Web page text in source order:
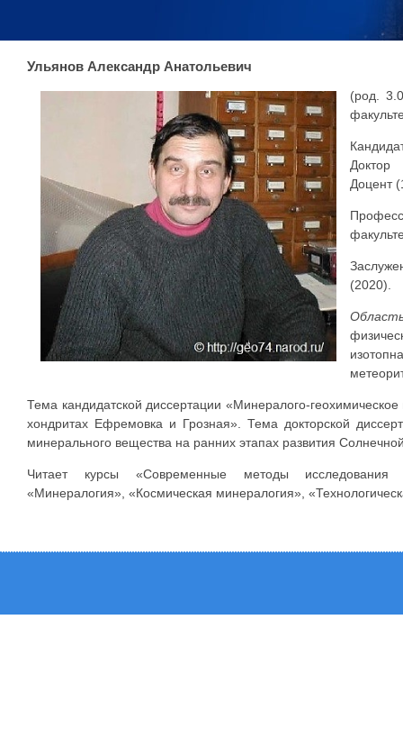
Ульянов Александр Анатольевич
(род.
Доктор
Доцент
(2020).
Тема кандидатской диссертации «Минералого-геохимическое
хондритах Ефремовка и Грозная». Тема докторской
минерального вещества на ранних этапах развития
Читает курсы «Современные методы исследования
«Минералогия», «Космическая минералогия»,